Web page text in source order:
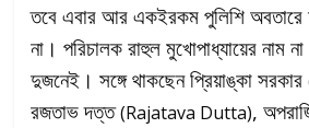
তবে এবার আর একইরকম পুলিশি অবতারে
না। পরিচালক রাহুল মুখোপাধ্যায়ের নাম
দুজনেই। সঙ্গে থাকছেন প্রিয়াঙ্কা সরকার
রজতাভ দত্ত(Rajatava Dutta),